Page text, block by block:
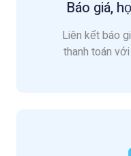
Báo giá,
Liên kết báo
thanh toán